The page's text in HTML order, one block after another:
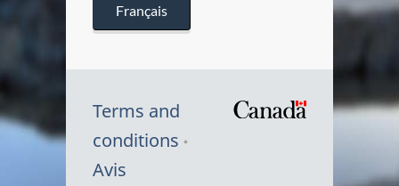
Français
Terms and
conditions
Avis